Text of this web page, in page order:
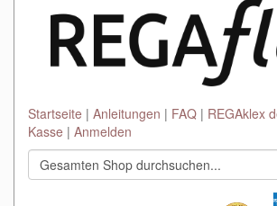
Startseite Anleitungen FAQ REGAklex
Kasse
Anmelden